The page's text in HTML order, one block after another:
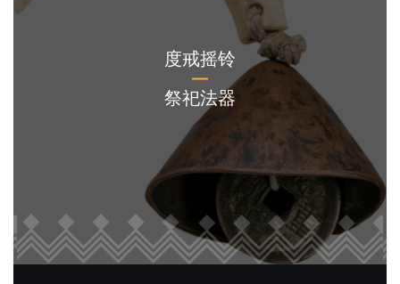
度戒摇铃
祭祀法器